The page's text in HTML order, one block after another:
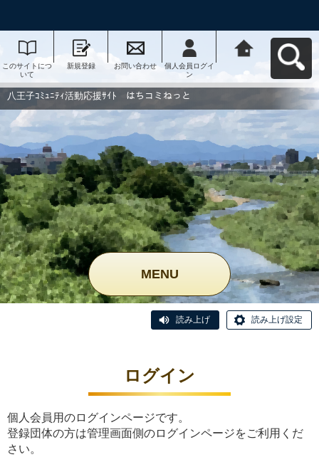
このサイトにつ
いて
新規登録 お問い合わせ
個人会員ログイ
ン
動応援ｻｲﾄ はち
コミねっとへ戻
八王子ｺﾐｭﾆﾃｨ活動応援ｻｲﾄ はちコミねっと
MENU
読み上げ 読み上げ設定
ログイン
個人会員用のログインページです。
登録団体の方は管理画面側のログインページをご利用くだ
さい。